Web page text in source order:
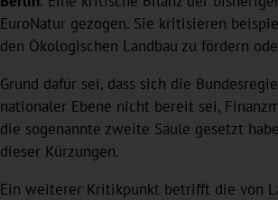
EuroNatur gezogen. Sie kritisieren
den Ökologischen Landbau zu fördern
Grund dafür sei, dass sich die
nationaler Ebene nicht bereit sei,
die sogenannte zweite Säule gesetzt
dieser Kürzungen.
Ein weiterer Kritikpunkt betrifft die von